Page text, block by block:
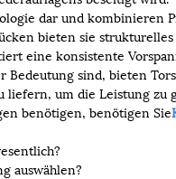
dar und
bieten sie
eine konsistente
sind, bieten
um die Leistung
benötigen, benötigen Sie
auswählen?